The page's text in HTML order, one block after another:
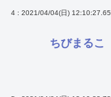
4 : 2021/04/04(日) 12:10:27.65
ちびまるこ